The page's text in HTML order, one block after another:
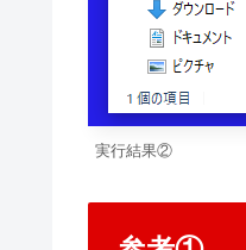
実行結果②